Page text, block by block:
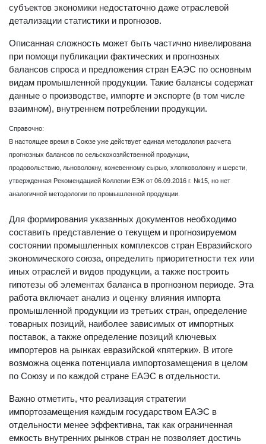
субъектов экономики недостаточно даже отраслевой
детализации статистики и прогнозов.
Описанная сложность может быть частично нивелирована
при помощи публикации фактических и прогнозных
балансов спроса и предложения стран ЕАЭС по основным
видам промышленной продукции. Такие балансы содержат
данные о производстве, импорте и экспорте (в том числе
взаимном), внутреннем потреблении продукции.
Справочно:
В настоящее время в Союзе уже действует единая методология расчета
прогнозных балансов по сельскохозяйственной продукции,
продовольствию, льноволокну, кожевенному сырью, хлопковолокну и шерсти,
утвержденная Рекомендацией Коллегии ЕЭК от 06.09.2016 г. №15, но нет
аналогичной методологии по промышленной продукции.
Для формирования указанных документов необходимо
составить представление о текущем и прогнозируемом
состоянии промышленных комплексов стран Евразийского
экономического союза, определить приоритетности тех или
иных отраслей и видов продукции, а также построить
гипотезы об элементах баланса в прогнозном периоде. Эта
работа включает анализ и оценку влияния импорта
промышленной продукции из третьих стран, определение
товарных позиций, наиболее зависимых от импортных
поставок, а также определение позиций ключевых
импортеров на рынках евразийской «пятерки». В итоге
возможна оценка потенциала импортозамещения в целом
по Союзу и по каждой стране ЕАЭС в отдельности.
Важно отметить, что реализация стратегии
импортозамещения каждым государством ЕАЭС в
отдельности менее эффективна, так как ограниченная
емкость внутренних рынков стран не позволяет достичь